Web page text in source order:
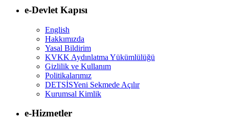
e-Devlet Kapısı
English
Hakkımızda
Yasal Bildirim
KVKK Aydınlatma Yükümlülüğü
Gizlilik ve Kullanım
Politikalarımız
DETSİSYeni Sekmede Açılır
Kurumsal Kimlik
e-Hizmetler